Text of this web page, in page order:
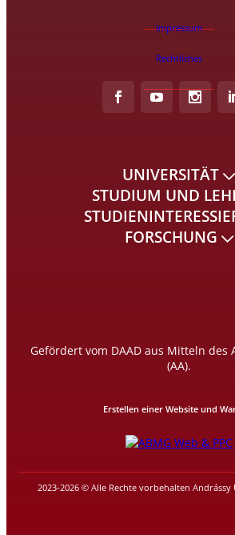
Impressum
Rechtliches
UNIVERSITÄT
STUDIUM UND
FORSCHUNG
Gefördert vom DAAD aus Mitteln des
(AA).
2023-2026 © Alle Rechte vorbehalten
Erstellen einer Website und